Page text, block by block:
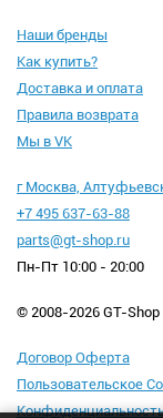
Наши бренды
Как купить?
Доставка и оплата
Правила возврата
Мы в VK
г Москва,
+7 495 637-63-88
parts@gt-shop.ru
Пн-Пт 10:00 - 20:00
© 2008-2026 GT-
Договор Оферта
Пользовательское